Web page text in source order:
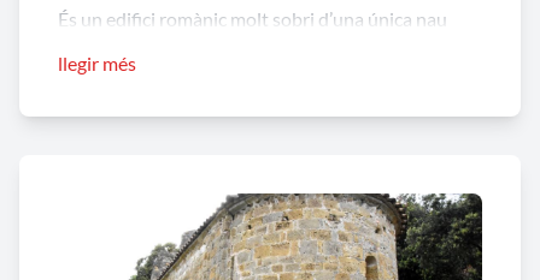
És un edifici romànic molt sobri d’una única nau
d’espadanya amb dues obertures. La porta d’accés
marbre blanc actualment conservada a l’interior de
l’església parroquial de Sant Martí; es va substituir
llegir més